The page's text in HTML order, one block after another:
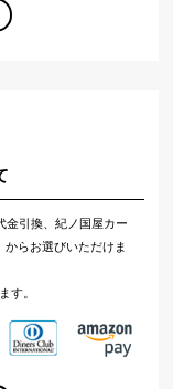
金引換、紀ノ国屋カー
からお選びいただけま
す。